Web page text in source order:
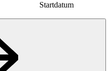
Startdatum